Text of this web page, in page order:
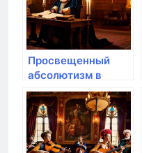
Просвещенный
абсолютизм в
эпоху
Возрождения